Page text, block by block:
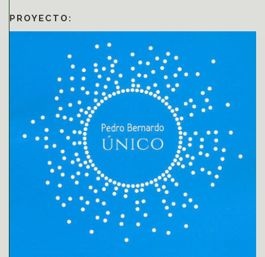
PROYECTO: